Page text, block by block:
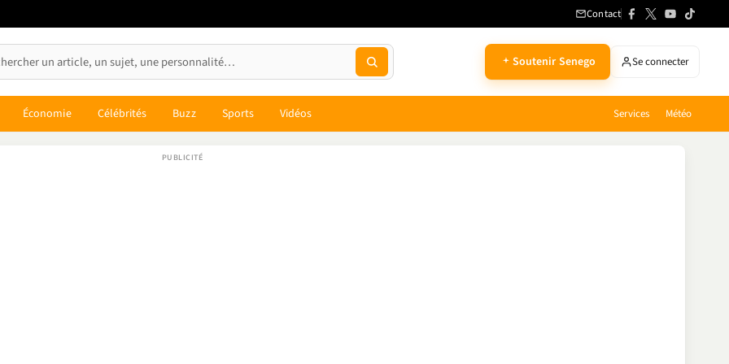
Contact
Soutenir Senego Se connecter
Économie Célébrités Buzz Sports Vidéos Services Météo